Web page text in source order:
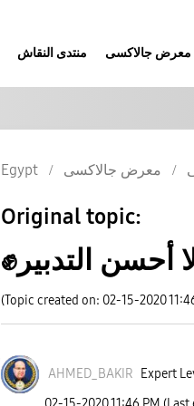
منتدى النقاش معرض جالاكسى
Egypt معرض جالاكسى
Original topic:
(Topic created on: 02-15-2020
AHMED_BAKIR
Expert